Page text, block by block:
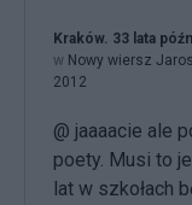
Kraków. 33 lata
w Nowy wiersz
2012
@ jaaaacie ale
poety. Musi to
lat w szkołach